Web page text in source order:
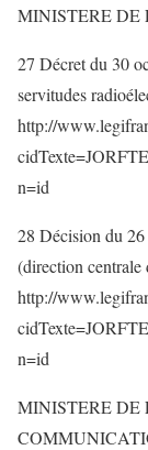
MINISTERE DE
27 Décret du 30
servitudes
http://
n=id
28 Décision du
(direction centrale
http://
n=id
MINISTERE DE